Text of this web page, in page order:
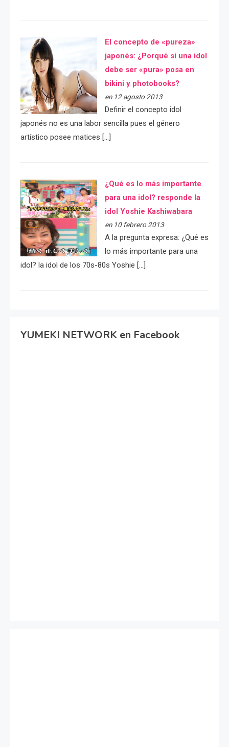
El concepto de «pureza»
japonés: ¿Porqué si una idol
debe ser «pura» posa en
bikini y photobooks?
en 12 agosto 2013
Definir el concepto idol
japonés no es una labor sencilla pues el género
artístico posee matices […]
¿Qué es lo más importante
para una idol? responde la
idol Yoshie Kashiwabara
en 10 febrero 2013
A la pregunta expresa: ¿Qué es
lo más importante para una
idol? la idol de los 70s-80s Yoshie […]
YUMEKI NETWORK en Facebook